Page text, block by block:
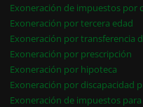
Exoneración de impuestos por
Exoneración por tercera edad
Exoneración por transferencia
Exoneración por prescripción
Exoneración por hipoteca
Exoneración por discapacidad
Exoneración de impuestos